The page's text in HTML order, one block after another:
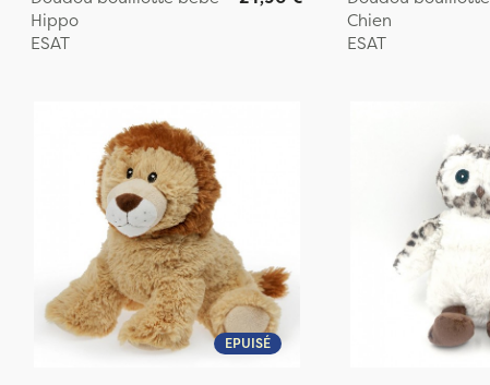
Hippo
ESAT
Chien
ESAT
EPUISÉ